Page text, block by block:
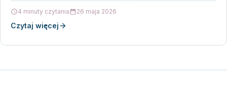
4 minuty czytania 26 maja 2026
Czytaj więcej